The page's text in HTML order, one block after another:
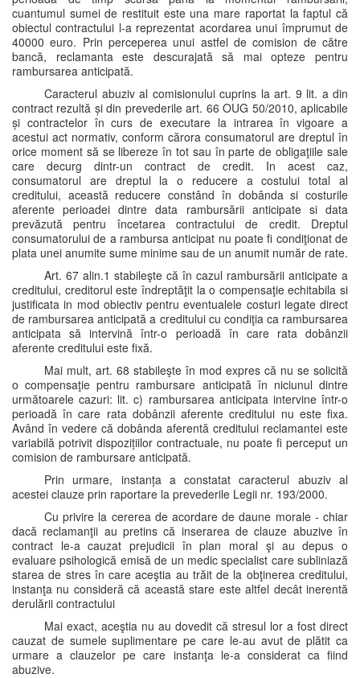
cuantumul sumei de restituit este una mare raportat la faptul că
obiectul contractului l-a reprezentat acordarea unui împrumut de
40000 euro. Prin perceperea unui astfel de comision de către
bancă, reclamanta este descurajată să mai opteze pentru
rambursarea anticipată.
Caracterul abuziv al comisionului cuprins la art. 9 lit. a din
contract rezultă și din prevederile art. 66 OUG 50/2010, aplicabile
și contractelor în curs de executare la intrarea în vigoare a
acestui act normativ, conform cărora consumatorul are dreptul în
orice moment să se libereze în tot sau în parte de obligaţiile sale
care decurg dintr-un contract de credit. In acest caz,
consumatorul are dreptul la o reducere a costului total al
creditului, această reducere constând în dobânda si costurile
aferente perioadei dintre data rambursării anticipate si data
prevăzută pentru încetarea contractului de credit. Dreptul
consumatorului de a rambursa anticipat nu poate fi condiţionat de
plata unei anumite sume minime sau de un anumit număr de rate.
Art. 67 alin.1 stabileşte că în cazul rambursării anticipate a
creditului, creditorul este îndreptăţit la o compensaţie echitabila si
justificata in mod obiectiv pentru eventualele costuri legate direct
de rambursarea anticipată a creditului cu condiţia ca rambursarea
anticipata să intervină într-o perioadă în care rata dobânzii
aferente creditului este fixă.
Mai mult, art. 68 stabileşte în mod expres că nu se solicită
o compensaţie pentru rambursare anticipată în niciunul dintre
următoarele cazuri: lit. c) rambursarea anticipata intervine într-o
perioadă în care rata dobânzii aferente creditului nu este fixa.
Având în vedere că dobânda aferentă creditului reclamantei este
variabilă potrivit dispozițiilor contractuale, nu poate fi perceput un
comision de rambursare anticipată.
Prin urmare, instanța a constatat caracterul abuziv al
acestei clauze prin raportare la prevederile Legii nr. 193/2000.
Cu privire la cererea de acordare de daune morale - chiar
dacă reclamanţii au pretins că inserarea de clauze abuzive în
contract le-a cauzat prejudicii în plan moral şi au depus o
evaluare psihologică emisă de un medic specialist care subliniază
starea de stres în care aceştia au trăit de la obţinerea creditului,
instanţa nu consideră că această stare este altfel decât inerentă
derulării contractului
Mai exact, aceştia nu au dovedit că stresul lor a fost direct
cauzat de sumele suplimentare pe care le-au avut de plătit ca
urmare a clauzelor pe care instanţa le-a considerat ca fiind
abuzive.